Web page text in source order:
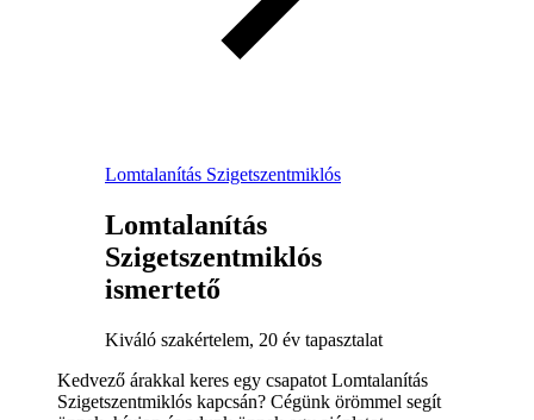
Lomtalanítás Szigetszentmiklós
Lomtalanítás
Szigetszentmiklós
ismertető
Kiváló szakértelem, 20 év tapasztalat
Kedvező árakkal keres egy csapatot Lomtalanítás
Szigetszentmiklós kapcsán? Cégünk örömmel segít